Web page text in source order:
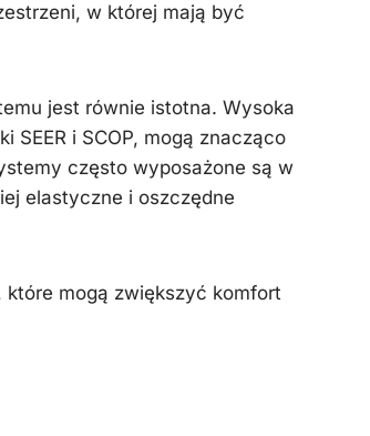
w której mają być
jest równie istotna. Wysoka
SEER i SCOP, mogą znacząco
często wyposażone są w
elastyczne i oszczędne
mogą zwiększyć komfort